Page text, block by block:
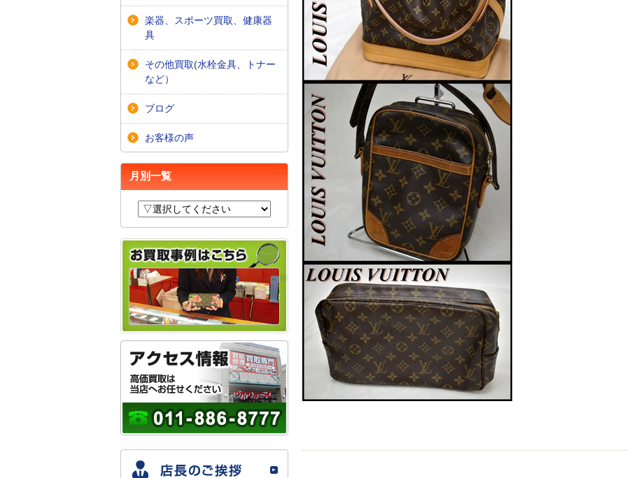
楽器、スポーツ買取、健康器
具
その他買取(水栓金具、トナー
など）
ブログ
お客様の声
月別一覧